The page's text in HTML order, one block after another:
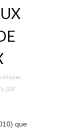
,
par
que